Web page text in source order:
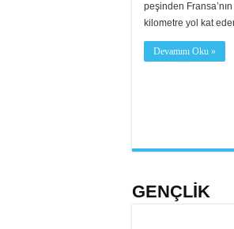
peşinden
kilometre yol kat
Devamını Oku »
GENÇLİK